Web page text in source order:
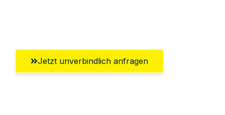
Jetzt unverbindlich anfragen